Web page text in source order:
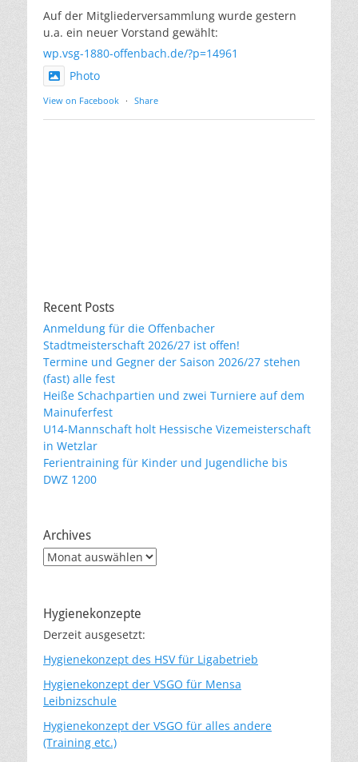
Auf der Mitgliederversammlung wurde gestern
u.a. ein neuer Vorstand gewählt:
wp.vsg-1880-offenbach.de/?p=14961
Photo
View on Facebook · Share
Recent Posts
Anmeldung für die Offenbacher
Stadtmeisterschaft 2026/27 ist offen!
Termine und Gegner der Saison 2026/27 stehen
(fast) alle fest
Heiße Schachpartien und zwei Turniere auf dem
Mainuferfest
U14-Mannschaft holt Hessische Vizemeisterschaft
in Wetzlar
Ferientraining für Kinder und Jugendliche bis
DWZ 1200
Archives
Archives
Hygienekonzepte
Derzeit ausgesetzt:
Hygienekonzept des HSV für Ligabetrieb
Hygienekonzept der VSGO für Mensa
Leibnizschule
Hygienekonzept der VSGO für alles andere
(Training etc.)